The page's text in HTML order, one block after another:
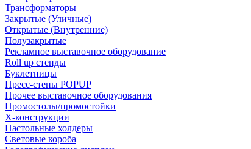
Трансформаторы
Закрытые (Уличные)
Открытые (Внутренние)
Полузакрытые
Рекламное выставочное оборудование
Roll up стенды
Буклетницы
Пресс-стены POPUP
Прочее выставочное оборудования
Промостолы/промостойки
Х-конструкции
Настольные холдеры
Световые короба